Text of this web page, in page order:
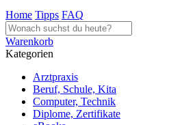
Home Tipps FAQ
Warenkorb
Kategorien
Arztpraxis
Beruf, Schule, Kita
Computer, Technik
Diplome, Zertifikate